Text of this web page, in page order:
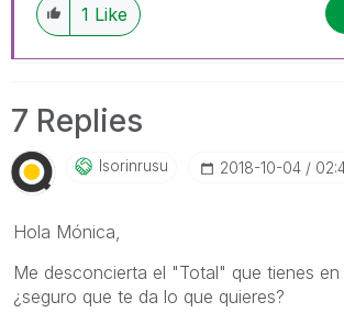
1 Like
7 Replies
Isorinrusu ‎2018-10-04
Hola Mónica,
Me desconcierta el "Total" que tienes en
¿seguro que te da lo que quieres?